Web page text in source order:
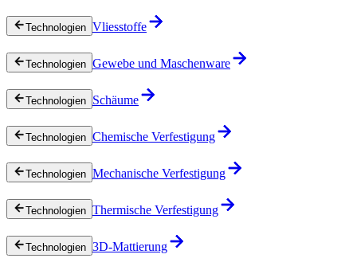
Technologien Vliesstoffe
Technologien Gewebe und Maschenware
Technologien Schäume
Technologien Chemische Verfestigung
Technologien Mechanische Verfestigung
Technologien Thermische Verfestigung
Technologien 3D-Mattierung